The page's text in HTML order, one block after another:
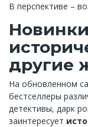
В перспективе –
другие
На обновленном
бестселлеры
детективы, дарк
заинтересует